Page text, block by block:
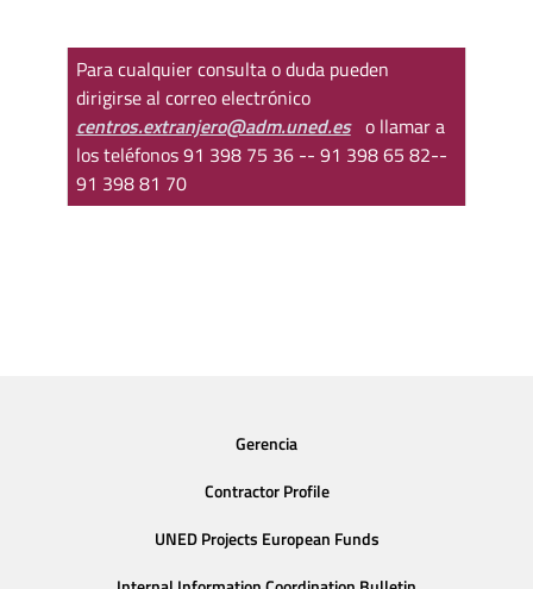
Para cualquier consulta o duda pueden
dirigirse al correo electrónico
centros.extranjero@adm.uned.eso llamar a
los teléfonos 91 398 75 36 -- 91 398 65 82--
91 398 81 70
Gerencia
Contractor Profile
UNED Projects European Funds